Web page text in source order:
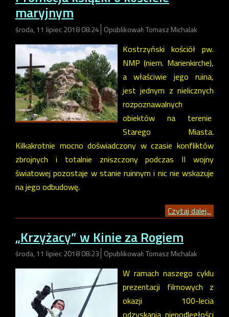
maryjnym
środa, 11 lipiec 2018 08:24 Opublikował: Tomasz Michalak
Kostrzyński kościół pw.
NMP (niem. Marienkirche),
a właściwie jego ruina,
jest jednym z nielicznych
rozpoznawalnych
obiektów na terenie
Starego Miasta.
Kilkakrotnie mocno doświadczony w czasie konfliktów
zbrojnych i totalnie zniszczony podczas II wojny
światowej pozostaje w stanie ruinnym i nic nie wskazuje
na jego odbudowę.
Czytaj dalej...
„Krzyżacy” w Kinie za Rogiem
środa, 11 lipiec 2018 08:23 Opublikował: Tomasz Michalak
W ramach naszego cyklu
prezentacji filmowych z
okazji 100-lecia
odzyskania niepodległości